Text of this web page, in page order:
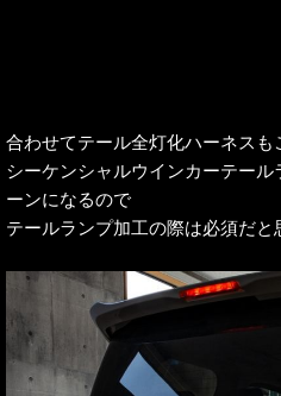
合わせてテール全灯化ハーネスも
シーケンシャルウインカーテー
ーンになるので
テールランプ加工の際は必須だと